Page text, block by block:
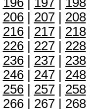
206| 207| 208|
216| 217| 218|
226| 227| 228|
236| 237| 238|
246| 247| 248|
256| 257| 258|
266| 267| 268|